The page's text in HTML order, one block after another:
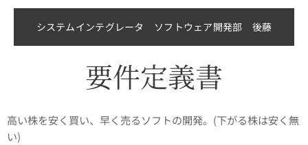
システムインテグレータ ソフトウェア開発部 後藤
要件定義書
高い株を安く買い、早く売るソフトの開発。(下がる株は安く無
い)